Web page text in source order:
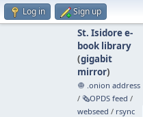
Log in Sign up
St. Isidore e-
book library
(gigabit
mirror)
🧅 .onion address
/ 🗞️OPDS feed /
webseed / rsync